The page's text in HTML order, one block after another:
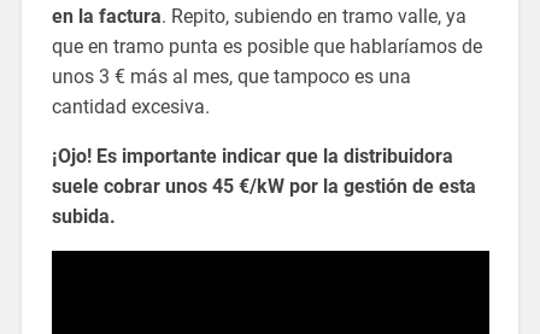
en la factura. Repito, subiendo en tramo valle, ya
que en tramo punta es posible que hablaríamos de
unos 3 € más al mes, que tampoco es una
cantidad excesiva.
¡Ojo! Es importante indicar que la distribuidora
suele cobrar unos 45 €/kW por la gestión de esta
subida.